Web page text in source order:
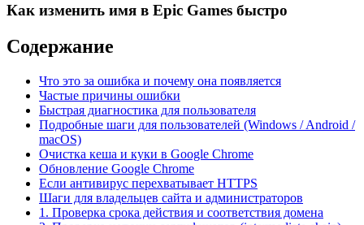
Как изменить имя в Epic Games быстро
Содержание
Что это за ошибка и почему она появляется
Частые причины ошибки
Быстрая диагностика для пользователя
Подробные шаги для пользователей (Windows / Android /
macOS)
Очистка кеша и куки в Google Chrome
Обновление Google Chrome
Если антивирус перехватывает HTTPS
Шаги для владельцев сайта и администраторов
1. Проверка срока действия и соответствия домена